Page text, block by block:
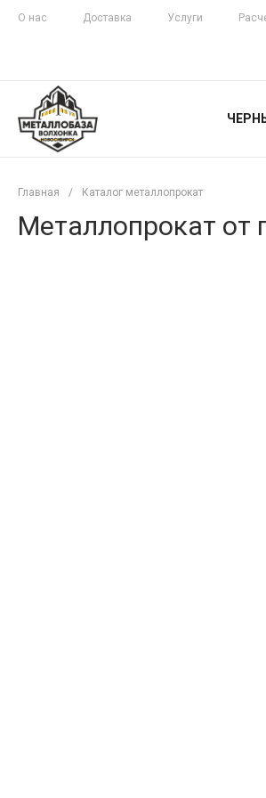
О нас Доставка Услуги
Главная / Каталог металлопрокат
Металлопрокат от